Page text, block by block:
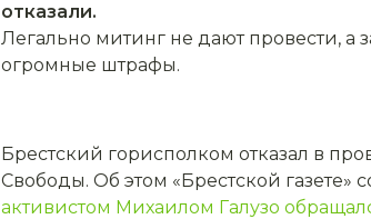
отказали.
Легально митинг не дают провести,
огромные штрафы.
Брестский горисполком отказал в
Свободы. Об этом «Брестской газете»
активистом Михаилом Галузо